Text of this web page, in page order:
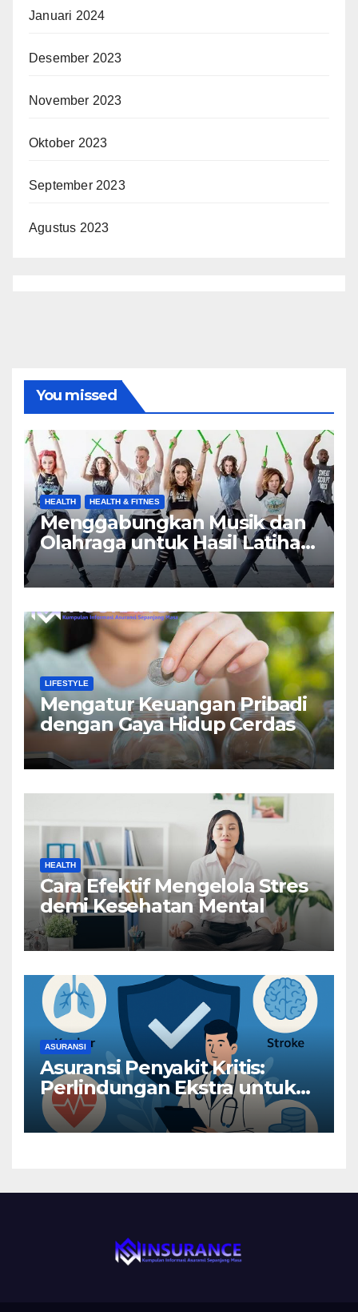
Januari 2024
Desember 2023
November 2023
Oktober 2023
September 2023
Agustus 2023
You missed
HEALTH HEALTH & FITNES
Menggabungkan Musik dan
Olahraga untuk Hasil Latihan
yang Maksimal
LIFESTYLE
Mengatur Keuangan Pribadi
dengan Gaya Hidup Cerdas
HEALTH
Cara Efektif Mengelola Stres
demi Kesehatan Mental
ASURANSI
Asuransi Penyakit Kritis:
Perlindungan Ekstra untuk
Risiko Besar